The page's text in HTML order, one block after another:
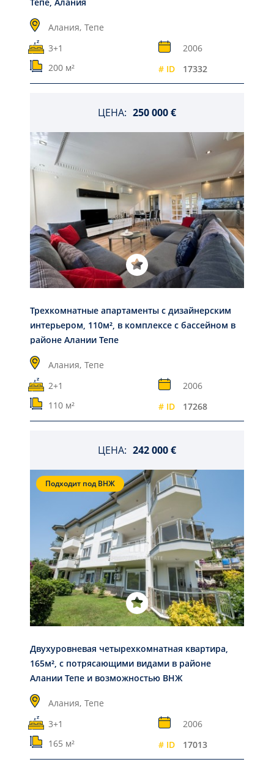
Алания, Тепе
3+1
2006
200 м²
# ID 17332
ЦЕНА: 250 000 €
Трехкомнатные апартаменты с дизайнерским
интерьером, 110м², в комплексе с бассейном в
районе Алании Тепе
Алания, Тепе
2+1
2006
110 м²
# ID 17268
ЦЕНА: 242 000 €
Подходит под ВНЖ
Двухуровневая четырехкомнатная квартира,
165м², с потрясающими видами в районе
Алании Тепе и возможностью ВНЖ
Алания, Тепе
3+1
2006
165 м²
# ID 17013